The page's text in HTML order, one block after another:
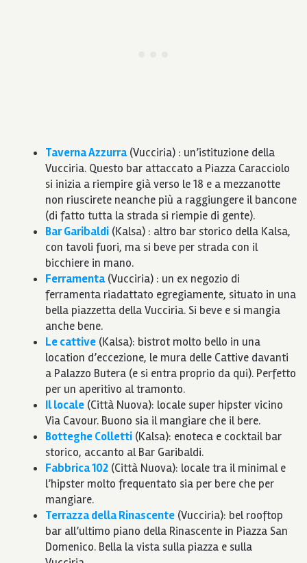
Taverna Azzurra(Vucciria) : un’istituzione della
Vucciria. Questo bar attaccato a Piazza Caracciolo
si inizia a riempire già verso le 18 e a mezzanotte
non riuscirete neanche più a raggiungere il bancone
(di fatto tutta la strada si riempie di gente).
Bar Garibaldi (Kalsa) : altro bar storico della Kalsa,
con tavoli fuori, ma si beve per strada con il
bicchiere in mano.
Ferramenta(Vucciria) : un ex negozio di
ferramenta riadattato egregiamente, situato in una
bella piazzetta della Vucciria. Si beve e si mangia
anche bene.
Le cattive (Kalsa): bistrot molto bello in una
location d’eccezione, le mura delle Cattive davanti
a Palazzo Butera (e si entra proprio da qui). Perfetto
per un aperitivo al tramonto.
Il locale (Città Nuova): locale super hipster vicino
Via Cavour. Buono sia il mangiare che il bere.
Botteghe Colletti (Kalsa): enoteca e cocktail bar
storico, accanto al Bar Garibaldi.
Fabbrica 102 (Città Nuova): locale tra il minimal e
l’hipster molto frequentato sia per bere che per
mangiare.
Terrazza della Rinascente (Vucciria): bel rooftop
bar all’ultimo piano della Rinascente in Piazza San
Domenico. Bella la vista sulla piazza e sulla